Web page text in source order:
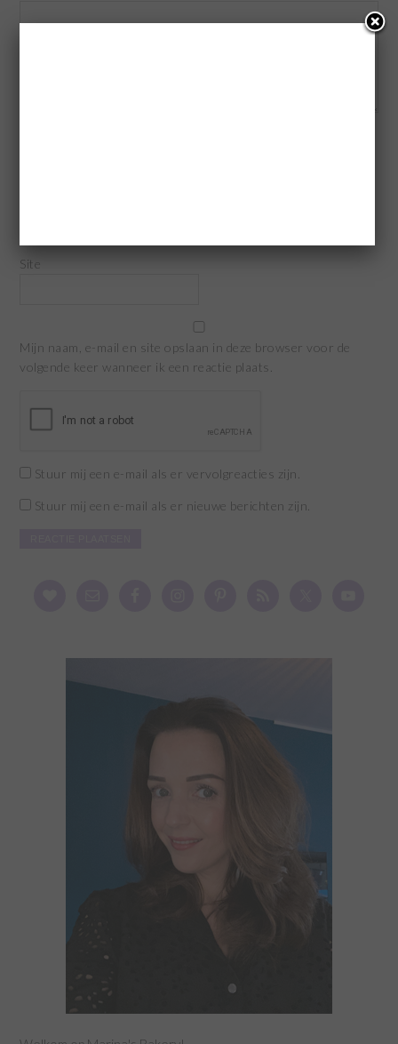
Site
Mijn naam, e-mail en site opslaan in deze browser voor de
volgende keer wanneer ik een reactie plaats.
Stuur mij een e-mail als er vervolgreacties zijn.
Stuur mij een e-mail als er nieuwe berichten zijn.